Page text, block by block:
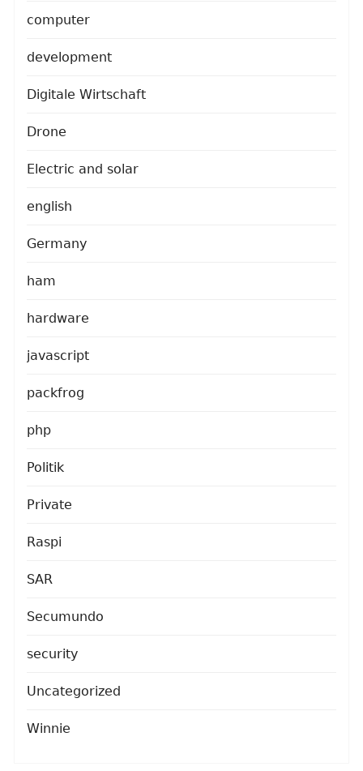
computer
development
Digitale Wirtschaft
Drone
Electric and solar
english
Germany
ham
hardware
javascript
packfrog
php
Politik
Private
Raspi
SAR
Secumundo
security
Uncategorized
Winnie